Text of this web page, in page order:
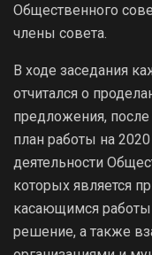
Общественного
члены совета.
В ходе заседания
отчитался о
предложения,
план работы на
деятельности
которых является
касающимся
решение, а также